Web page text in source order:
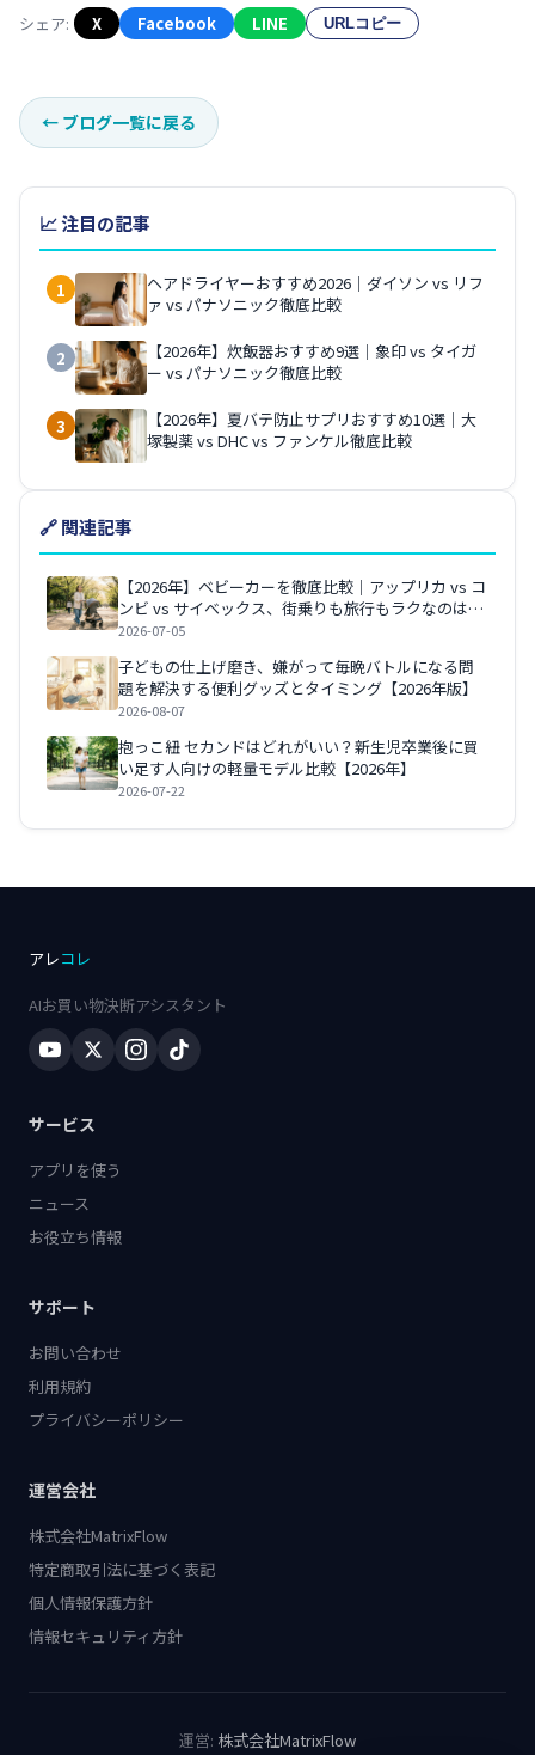
シェア: X Facebook LINE URLコピー
← ブログ一覧に戻る
📈 注目の記事
1
ヘアドライヤーおすすめ2026｜ダイソン vs リフ
ァ vs パナソニック徹底比較
2
【2026年】炊飯器おすすめ9選｜象印 vs タイガ
ー vs パナソニック徹底比較
3
【2026年】夏バテ防止サプリおすすめ10選｜大
塚製薬 vs DHC vs ファンケル徹底比較
🔗 関連記事
【2026年】ベビーカーを徹底比較｜アップリカ vs コ
ンビ vs サイベックス、街乗りも旅行もラクなのはど
れ？
2026-07-05
子どもの仕上げ磨き、嫌がって毎晩バトルになる問
題を解決する便利グッズとタイミング【2026年版】
2026-08-07
抱っこ紐 セカンドはどれがいい？新生児卒業後に買
い足す人向けの軽量モデル比較【2026年】
2026-07-22
アレコレ
AIお買い物決断アシスタント
サービス
アプリを使う
ニュース
お役立ち情報
サポート
お問い合わせ
利用規約
プライバシーポリシー
運営会社
株式会社MatrixFlow
特定商取引法に基づく表記
個人情報保護方針
情報セキュリティ方針
運営: 株式会社MatrixFlow